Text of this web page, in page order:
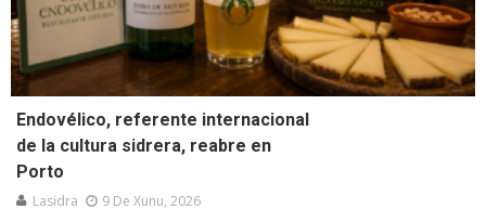
Endovélico, referente internacional
de la cultura sidrera, reabre en
Porto
Lasidra 9 De Xunu, 2026